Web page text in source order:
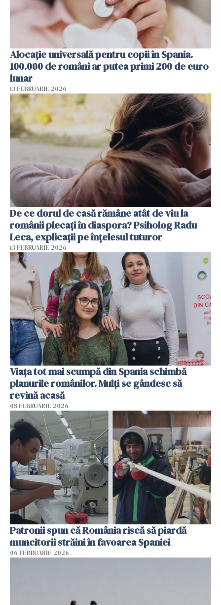
Alocație universală pentru copii în Spania.
100.000 de români ar putea primi 200 de euro
lunar
13 FEBRUARIE 2026
De ce dorul de casă rămâne atât de viu la
românii plecați în diaspora? Psiholog Radu
Leca, explicații pe înțelesul tuturor
13 FEBRUARIE 2026
Viața tot mai scumpă din Spania schimbă
planurile românilor. Mulți se gândesc să
revină acasă
08 FEBRUARIE 2026
Patronii spun că România riscă să piardă
muncitorii străini în favoarea Spaniei
06 FEBRUARIE 2026